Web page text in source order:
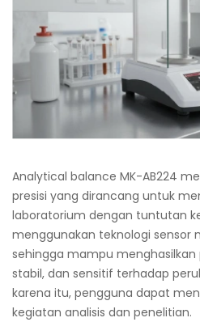
Analytical balance MK-AB224
presisi yang dirancang untuk
laboratorium dengan tuntutan
menggunakan teknologi sensor
sehingga mampu
stabil, dan sensitif terhadap
karena itu, pengguna dapat
kegiatan analisis dan penelitian.